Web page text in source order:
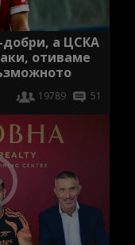
а ЦСКА
отиваме
19789 51